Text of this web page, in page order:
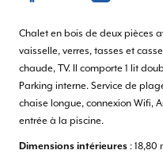
Chalet en bois de deux pièces
vaisselle, verres, tasses et
chaude, TV. Il comporte 1 lit
Parking interne. Service de
chaise longue, connexion Wifi,
entrée à la piscine.
Dimensions intérieures : 18,80